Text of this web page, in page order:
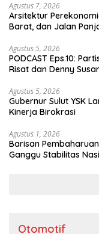
Agustus 7, 2026
Arsitektur
Barat, dan Jalan
Agustus 5, 2026
PODCAST Eps.10:
Risat dan Denny
Agustus 5, 2026
Gubernur Sulut YSK Lantik Tiga Pejabat Eselon II, Perkuat
Kinerja Birokrasi
Agustus 1, 2026
Barisan
Ganggu Stabilitas
Otomotif